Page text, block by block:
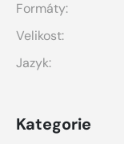
Formáty:
Velikost:
Jazyk:
Kategorie